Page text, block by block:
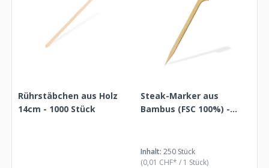
Rührstäbchen aus Holz
14cm - 1000 Stück
Steak-Marker aus
Bambus (FSC 100%) -
Inhalt: 250 Stück
(0,01 CHF* / 1 Stück)